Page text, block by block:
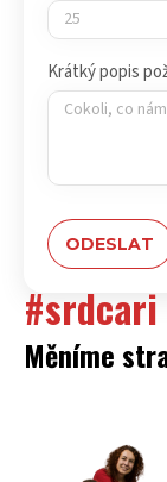
Krátký popis
#srdcari
Měníme